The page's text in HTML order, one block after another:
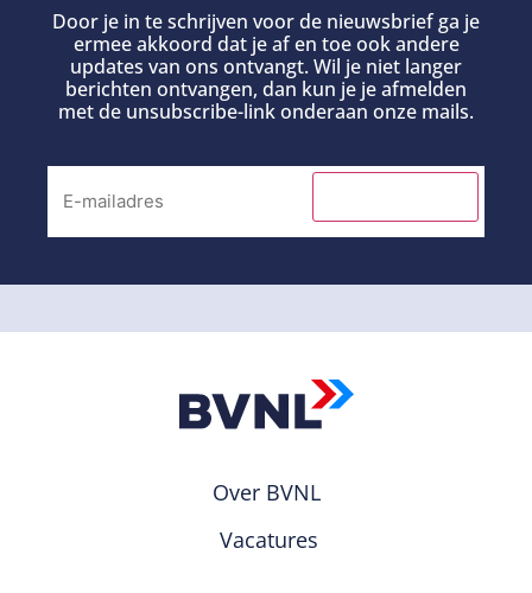
Door je in te schrijven voor de nieuwsbrief ga je
ermee akkoord dat je af en toe ook andere
updates van ons ontvangt. Wil je niet langer
berichten ontvangen, dan kun je je afmelden
met de unsubscribe-link onderaan onze mails.
Over BVNL
Vacatures